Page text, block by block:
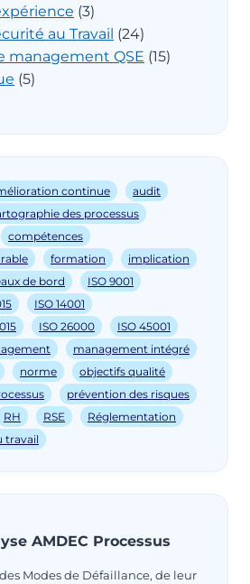
(3)
au Travail (24)
management QSE (15)
(5)
continue
audit
des processus
compétences
formation
implication
de bord
ISO 9001
ISO 14001
ISO 26000
ISO 45001
management intégré
norme
objectifs qualité
prévention des risques
RH RSE
Réglementation
travail
AMDEC Processus
des Modes de Défaillance, de leur